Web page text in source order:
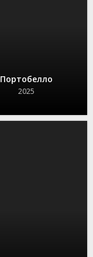
Портобелло
2025